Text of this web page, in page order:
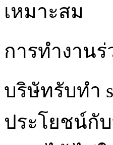
เหมาะสม
การทำงาน
บริษัทรับทำ
ประโยชน์กั